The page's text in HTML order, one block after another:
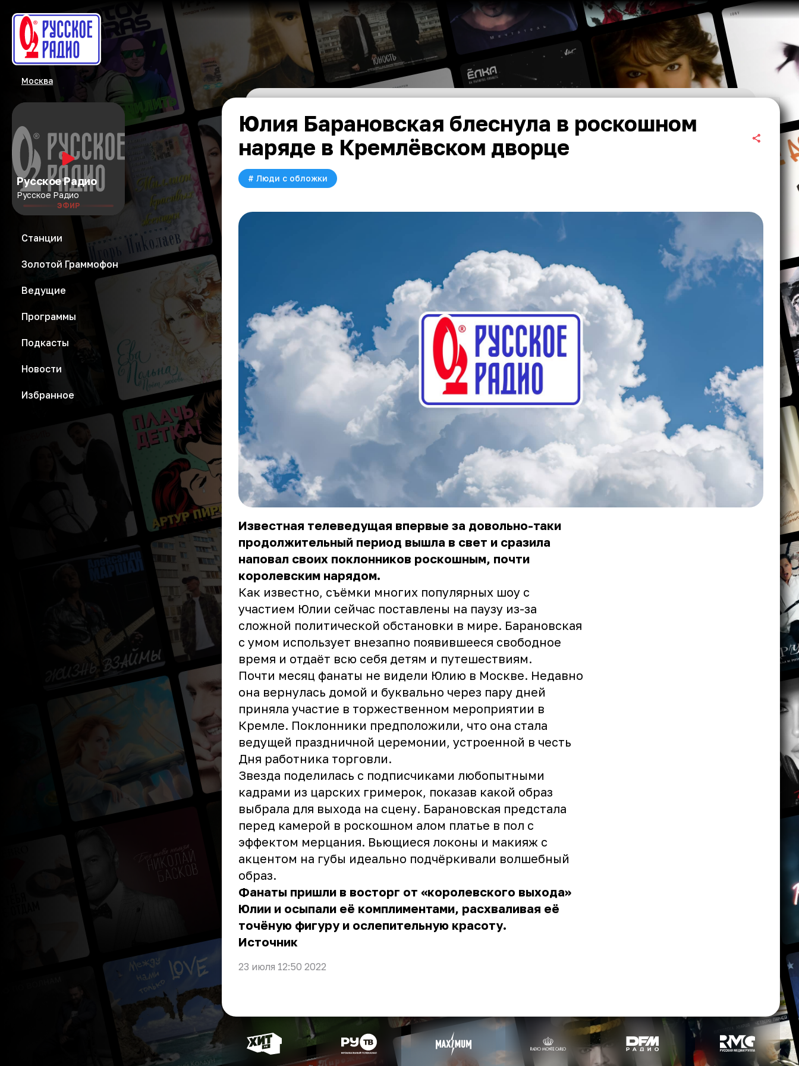
Москва
Русское Радио
Русское Радио
ЭФИР
Станции
Золотой Граммофон
Ведущие
Программы
Подкасты
Новости
Избранное
Юлия Барановская блеснула в роскошном
наряде в Кремлёвском дворце
# Люди с обложки
Известная телеведущая впервые за довольно-таки
продолжительный период вышла в свет и сразила
наповал своих поклонников роскошным, почти
королевским нарядом.
Как известно, съёмки многих популярных шоу с
участием Юлии сейчас поставлены на паузу из-за
сложной политической обстановки в мире. Барановская
с умом использует внезапно появившееся свободное
время и отдаёт всю себя детям и путешествиям.
Почти месяц фанаты не видели Юлию в Москве. Недавно
она вернулась домой и буквально через пару дней
приняла участие в торжественном мероприятии в
Кремле. Поклонники предположили, что она стала
ведущей праздничной церемонии, устроенной в честь
Дня работника торговли.
Звезда поделилась с подписчиками любопытными
кадрами из царских гримерок, показав какой образ
выбрала для выхода на сцену. Барановская предстала
перед камерой в роскошном алом платье в пол с
эффектом мерцания. Вьющиеся локоны и макияж с
акцентом на губы идеально подчёркивали волшебный
образ.
Фанаты пришли в восторг от «королевского выхода»
Юлии и осыпали её комплиментами, расхваливая её
точёную фигуру и ослепительную красоту.
Источник
23 июля 12:50 2022